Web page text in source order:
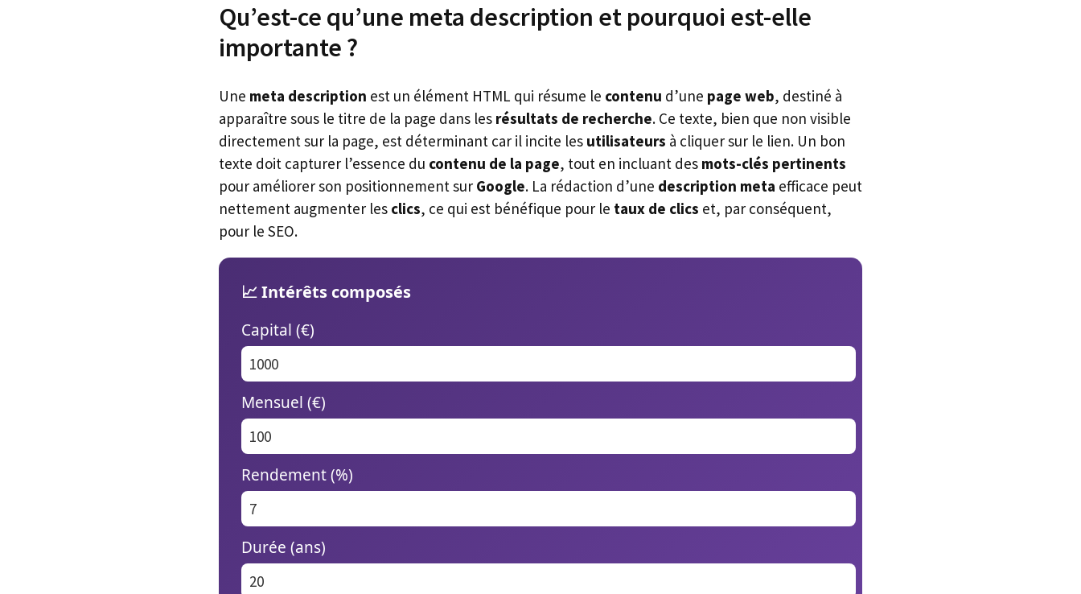
Qu’est-ce qu’une meta description et pourquoi est-elle
importante ?
Une meta description est un élément HTML qui résume le contenu d’une page web, destiné à
apparaître sous le titre de la page dans les résultats de recherche. Ce texte, bien que non visible
directement sur la page, est déterminant car il incite les utilisateurs à cliquer sur le lien. Un bon
texte doit capturer l’essence du contenu de la page, tout en incluant des mots-clés pertinents
pour améliorer son positionnement sur Google. La rédaction d’une description meta efficace peut
nettement augmenter les clics, ce qui est bénéfique pour le taux de clics et, par conséquent,
pour le SEO.
📈 Intérêts composés
Capital (€)
Mensuel (€)
Rendement (%)
Durée (ans)